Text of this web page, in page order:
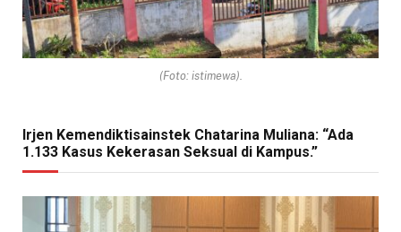
(Foto: istimewa).
Irjen Kemendiktisainstek Chatarina Muliana: “Ada
1.133 Kasus Kekerasan Seksual di Kampus.”